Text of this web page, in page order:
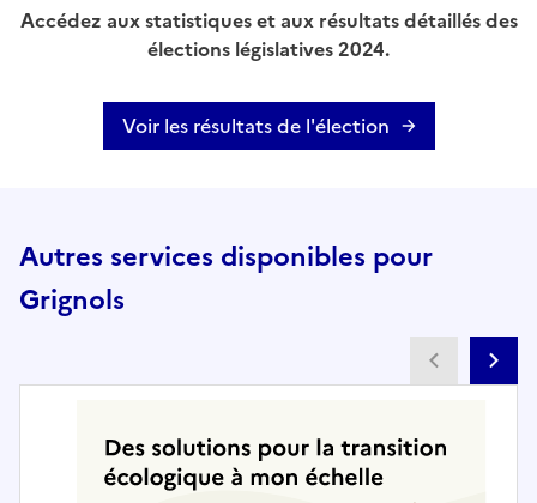
Accédez aux statistiques et aux résultats détaillés des
élections législatives 2024.
Voir les résultats de l'élection
Autres services disponibles pour
Grignols